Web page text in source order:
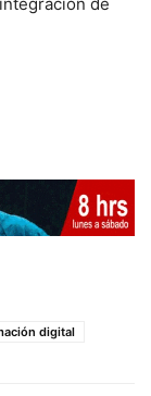
digital